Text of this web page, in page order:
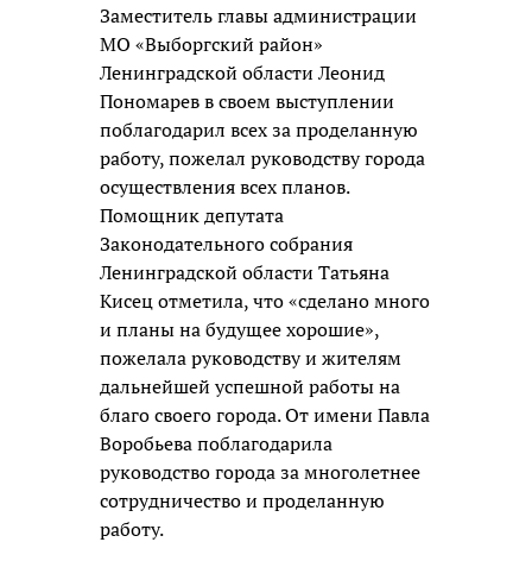
Заместитель главы администрации
МО «Выборгский район»
Ленинградской области Леонид
Пономарев в своем выступлении
поблагодарил всех за проделанную
работу, пожелал руководству города
осуществления всех планов.
Помощник депутата
Законодательного собрания
Ленинградской области Татьяна
Кисец отметила, что «сделано много
и планы на будущее хорошие»,
пожелала руководству и жителям
дальнейшей успешной работы на
благо своего города. От имени Павла
Воробьева поблагодарила
руководство города за многолетнее
сотрудничество и проделанную
работу.